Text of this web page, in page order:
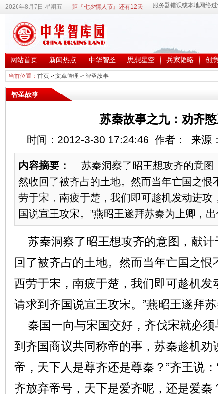
2026年8月7日 星期五 距『七夕情人节』还有12天
网站首页 新闻热点 中华智圣 思想星空 兵家韬略 创
当前位置： 首页> 文章管理 > 智圣故事
智圣故事
苏秦故事之九：劝齐
时间：2012-3-30 17:24:46 作者： 来源
内容摘要：
苏秦洞察了昭王想攻齐的意图
然收回了被齐占的土地。然而当年亡国之恨
劳于宋，南疲于楚，我们即可趁机发动进攻
国说宣王攻宋。”燕昭王遂拜苏秦为上卿，
苏秦洞察了昭王想攻齐的意图，献计
回了被齐占的土地。然而当年亡国之
西劳于宋，南疲于楚，我们即可趁机发
请求到齐国说宣王攻宋。”燕昭王遂拜
秦国一向与宋国交好，齐伐宋就必须
到齐国商议共同称帝的事，苏秦趁机劝
帝，天下人是尊齐还是尊秦？”齐王说：
齐放弃帝号，天下是爱齐呢，还是爱秦